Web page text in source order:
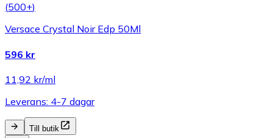
(500+)
Versace Crystal Noir Edp 50Ml
596 kr
11,92 kr/ml
Leverans: 4-7 dagar
Till butik